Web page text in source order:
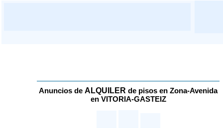
Anuncios de ALQUILER de pisos en Zona-Avenida
en VITORIA-GASTEIZ